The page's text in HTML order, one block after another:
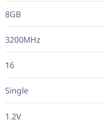
8GB
3200MHz
16
Single
1.2V